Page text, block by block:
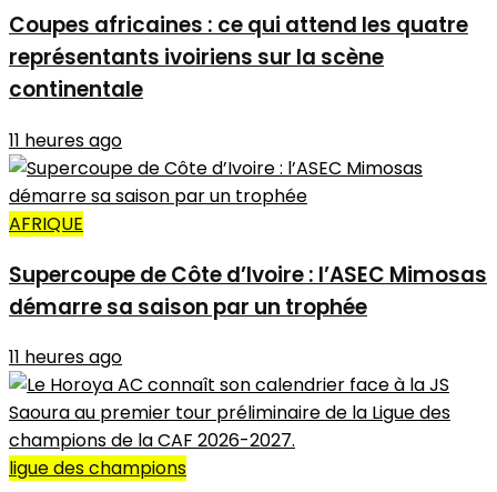
Coupes africaines : ce qui attend les quatre
représentants ivoiriens sur la scène
continentale
11 heures ago
AFRIQUE
Supercoupe de Côte d’Ivoire : l’ASEC Mimosas
démarre sa saison par un trophée
11 heures ago
ligue des champions